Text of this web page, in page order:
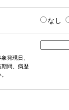
なし
発現日、
期間、病歴